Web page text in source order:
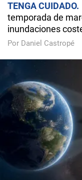
TENGA CUIDADO
temporada de
inundaciones
Por Daniel Castropé